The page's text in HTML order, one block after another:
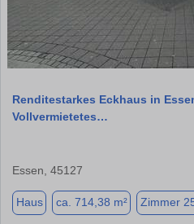
Renditestarkes Eckhaus in
Vollvermietetes…
Essen, 45127
Haus ca. 714,38 m² Zimmer